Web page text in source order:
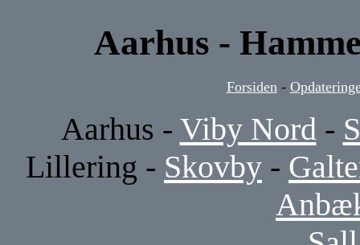
Aarhus -
Forsiden -
Aarhus - Viby Nord -
Lillering - Skovby -